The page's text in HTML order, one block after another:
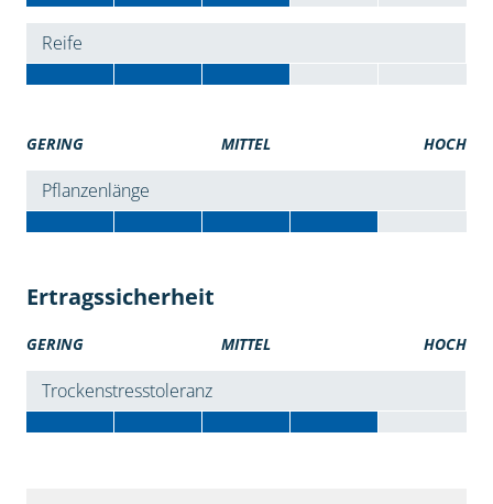
Reife
GERING MITTEL HOCH
Pflanzenlänge
Ertragssicherheit
GERING MITTEL HOCH
Trockenstresstoleranz